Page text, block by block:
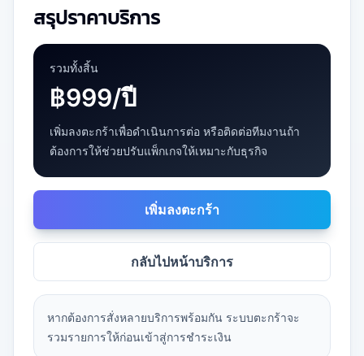
สรุปราคาบริการ
รวมทั้งสิ้น
฿999/ปี
เพิ่มลงตะกร้าเพื่อดำเนินการต่อ หรือติดต่อทีมงานถ้า
ต้องการให้ช่วยปรับแพ็กเกจให้เหมาะกับธุรกิจ
เพิ่มลงตะกร้า
กลับไปหน้าบริการ
หากต้องการสั่งหลายบริการพร้อมกัน ระบบตะกร้าจะ
รวมรายการให้ก่อนเข้าสู่การชำระเงิน